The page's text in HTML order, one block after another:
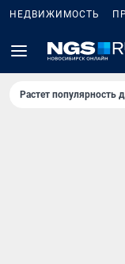
НЕДВИЖИМОСТЬ
Растет популярность